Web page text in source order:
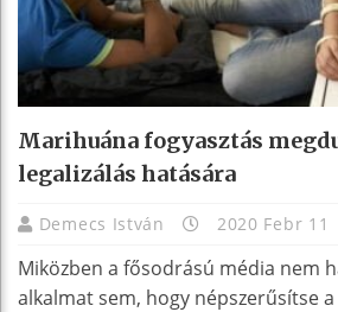
Marihuána fogyasztás
legalizálás hatására
Demecs István 2020 Febr 11
Miközben a fősodrású média nem
alkalmat sem, hogy népszerűsítse